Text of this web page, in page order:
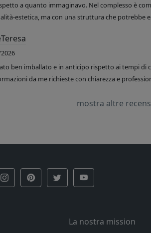
a quanto immaginavo. Nel complesso è
estetica, ma con una struttura che potrebbe
ben imballato e in anticipo rispetto ai tempi di
da me richieste con chiarezza e
mostra altre
La nostra mission